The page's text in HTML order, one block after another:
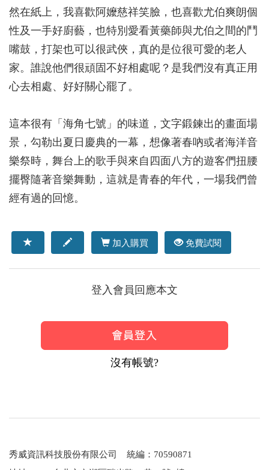
然在紙上，我喜歡阿嬤慈祥笑臉，也喜歡尤伯爽朗個
性及一手好廚藝，也特別愛看黃藥師與尤伯之間的鬥
嘴鼓，打架也可以很武俠，真的是位很可愛的老人
家。誰說他們很頑固不好相處呢？是我們沒有真正用
心去相處、好好關心罷了。
這本很有「海角七號」的味道，文字鍛鍊出的畫面場
景，勾勒出夏日慶典的一幕，想像著春吶或者海洋音
樂祭時，舞台上的歌手與來自四面八方的遊客們扭腰
擺臀隨著音樂舞動，這就是青春的年代，一場我們曾
經有過的回憶。
加入購買 免費試閱
登入會員回應本文
沒有帳號?
秀威資訊科技股份有限公司 統編：70590871